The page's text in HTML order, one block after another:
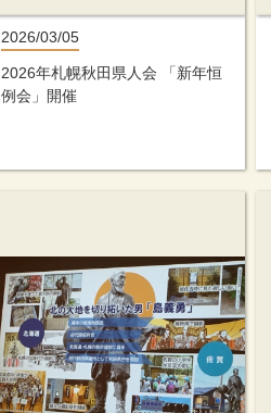
2026/03/05
2026年札幌秋田県人会 「新年恒
例会」開催